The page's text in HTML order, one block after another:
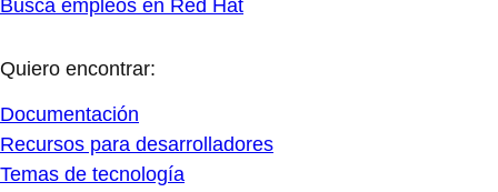
Busca empleos en Red Hat
Quiero encontrar:
Documentación
Recursos para desarrolladores
Temas de tecnología